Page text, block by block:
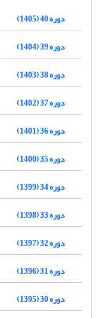
دوره 40 (1405)
دوره 39 (1404)
دوره 38 (1403)
دوره 37 (1402)
دوره 36 (1401)
دوره 35 (1400)
دوره 34 (1399)
دوره 33 (1398)
دوره 32 (1397)
دوره 31 (1396)
دوره 30 (1395)